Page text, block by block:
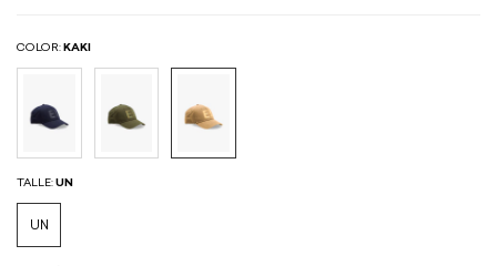
COLOR:KAKI
TALLE:UN
UN